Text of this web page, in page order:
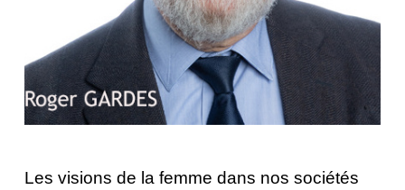
Les visions de la femme dans nos sociétés